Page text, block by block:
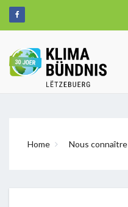
Home Nous connaître